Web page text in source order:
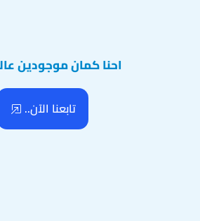
احنا كمان موجودين
تابعنا الآن..